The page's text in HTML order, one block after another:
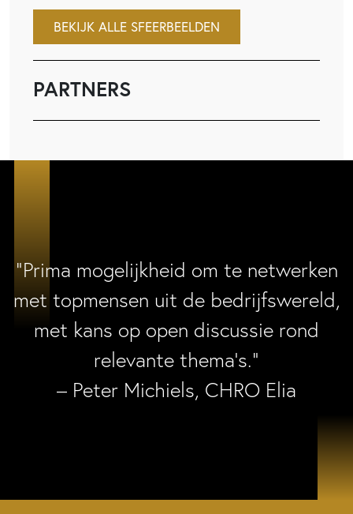
BEKIJK ALLE SFEERBEELDEN
PARTNERS
“Prima mogelijkheid om te netwerken
met topmensen uit de bedrijfswereld,
met kans op open discussie rond
relevante thema’s.”
– Peter Michiels, CHRO Elia